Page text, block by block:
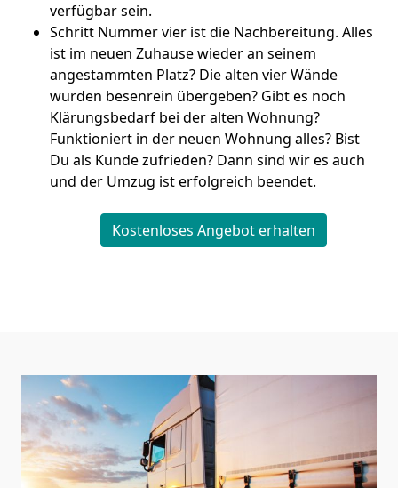
verfügbar sein.
Schritt Nummer vier ist die Nachbereitung. Alles
ist im neuen Zuhause wieder an seinem
angestammten Platz? Die alten vier Wände
wurden besenrein übergeben? Gibt es noch
Klärungsbedarf bei der alten Wohnung?
Funktioniert in der neuen Wohnung alles? Bist
Du als Kunde zufrieden? Dann sind wir es auch
und der Umzug ist erfolgreich beendet.
Kostenloses Angebot erhalten